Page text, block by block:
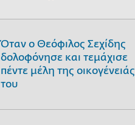
Όταν ο Θεόφιλος Σεχίδης
δολοφόνησε και τεμάχισε
πέντε μέλη της οικογένειάς
του